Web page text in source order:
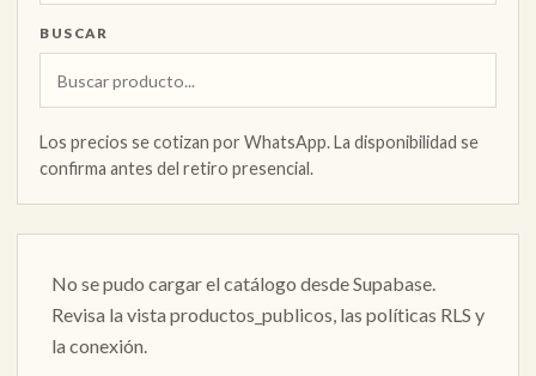
BUSCAR
Los precios se cotizan por WhatsApp. La disponibilidad se
confirma antes del retiro presencial.
No se pudo cargar el catálogo desde Supabase.
Revisa la vista productos_publicos, las políticas RLS y
la conexión.